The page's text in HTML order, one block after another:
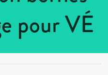
pour VÉ
Texas